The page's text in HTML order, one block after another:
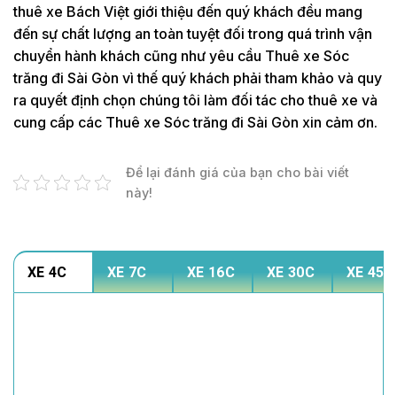
thuê xe Bách Việt giới thiệu đến quý khách đều mang
đến sự chất lượng an toàn tuyệt đối trong quá trình vận
chuyển hành khách cũng như yêu cầu Thuê xe Sóc
trăng đi Sài Gòn vì thế quý khách phải tham khảo và quy
ra quyết định chọn chúng tôi làm đối tác cho thuê xe và
cung cấp các Thuê xe Sóc trăng đi Sài Gòn xin cảm ơn.
Để lại đánh giá của bạn cho bài viết
này!
XE 4C XE 7C XE 16C XE 30C XE 45C